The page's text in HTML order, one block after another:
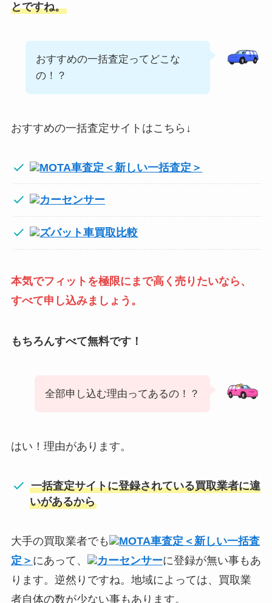
とですね。
おすすめの一括査定ってどこな
の！？
おすすめの一括査定サイトはこちら↓
MOTA車査定＜新しい一括査定＞
カーセンサー
ズバット車買取比較
本気でフィットを極限にまで高く売りたいなら、
すべて申し込みましょう。
もちろんすべて無料です！
全部申し込む理由ってあるの！？
はい！理由があります。
一括査定サイトに登録されている買取業者に違
いがあるから
大手の買取業者でも
MOTA車査定＜新しい一括査
定＞ にあって、 カーセンサーに登録が無い事もあ
ります。逆然りですね。地域によっては、買取業
者自体の数が少ない事もあります。